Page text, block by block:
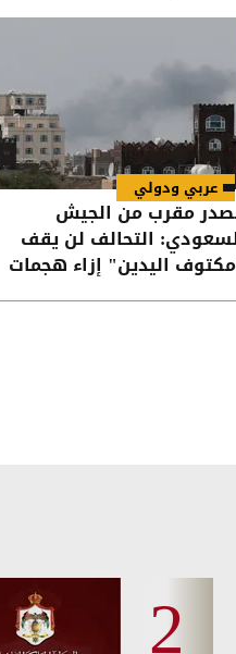
عربي ودولي
مقرب من الجيش
التحالف لن يقف
اليدين" إزاء هجمات